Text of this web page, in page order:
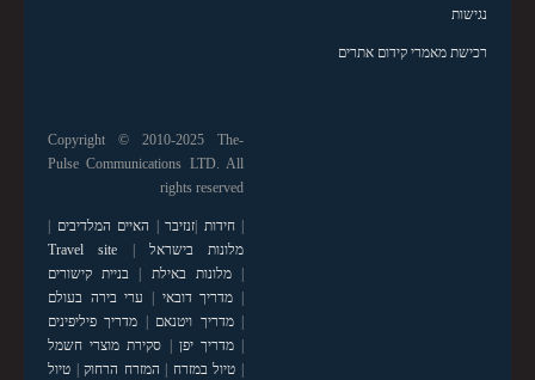
נגישות
רכישת מאמרי קידום אתרים
Copyright © 2010-2025 The-
Pulse Communications LTD. All
rights reserved
|חידות זנזיבר האיים המלדיבים
מלונות בישראל
Travel site
|מלונות באילת
בניית קישורים
מדריך דובאי
ערי בירה בעולם
|מדריך ויטנאם
מדריך פיליפינים
|מדריך יפן
סקירת מוצרי חשמל
טיול במזרח המזרח הרחוק| טיול